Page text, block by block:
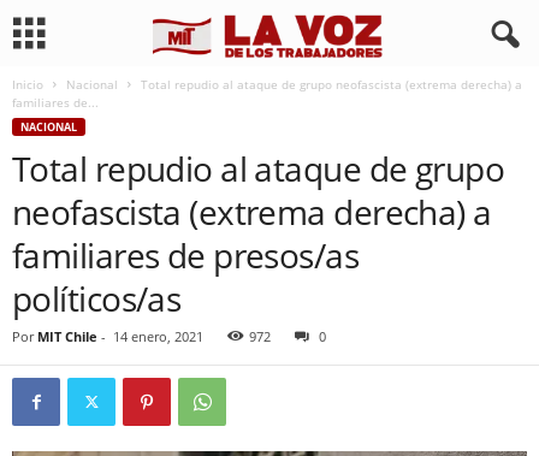
Inicio Nacional
Total repudio al ataque de grupo neofascista (extrema derecha) a
familiares de...
NACIONAL
Total repudio al ataque de grupo
neofascista (extrema derecha) a
familiares de presos/as
políticos/as
Por MIT Chile - 14 enero, 2021 972 0